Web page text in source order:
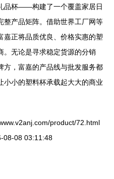
品杯——构建了一个覆盖家居日
整产品矩阵。借助世界工厂网等
嘉正将品质优良、价格实惠的塑
。无论是寻求稳定货源的分销
方，富嘉的产品线与批发服务都
小小的塑料杯承载起大大的商业
product/72.html
08-08 03:11:48